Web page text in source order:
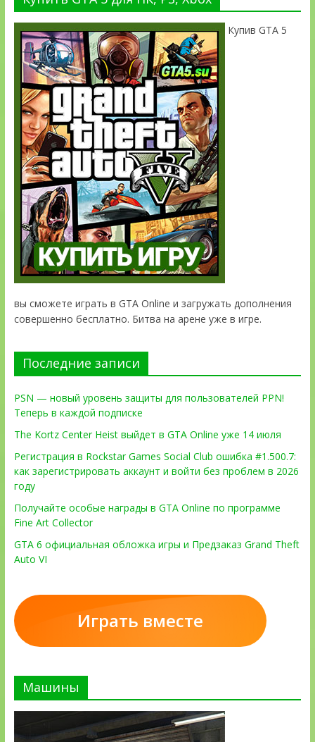
Купив GTA 5
вы сможете играть в GTA Online и загружать дополнения
совершенно бесплатно. Битва на арене уже в игре.
Последние записи
PSN — новый уровень защиты для пользователей PPN!
Теперь в каждой подписке
The Kortz Center Heist выйдет в GTA Online уже 14 июля
Регистрация в Rockstar Games Social Club ошибка #1.500.7:
как зарегистрировать аккаунт и войти без проблем в 2026
году
Получайте особые награды в GTA Online по программе
Fine Art Collector
GTA 6 официальная обложка игры и Предзаказ Grand Theft
Auto VI
Играть вместе
Машины